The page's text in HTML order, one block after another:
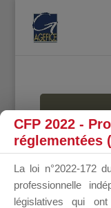
CFP 2022 -
réglementées
La loi n°2022-172
professionnelle
législatives qui